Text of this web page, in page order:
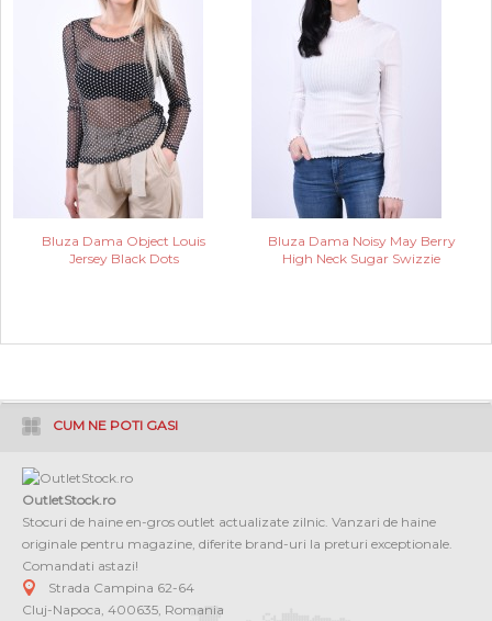
Bluza Dama Object Louis
Jersey Black Dots
Bluza Dama Noisy May Berry
High Neck Sugar Swizzie
CUM NE POTI GASI
OutletStock.ro
Stocuri de haine en-gros outlet actualizate zilnic. Vanzari de haine
originale pentru magazine, diferite brand-uri la preturi exceptionale.
Comandati astazi!
Strada Campina 62-64
Cluj-Napoca 400635 Romania